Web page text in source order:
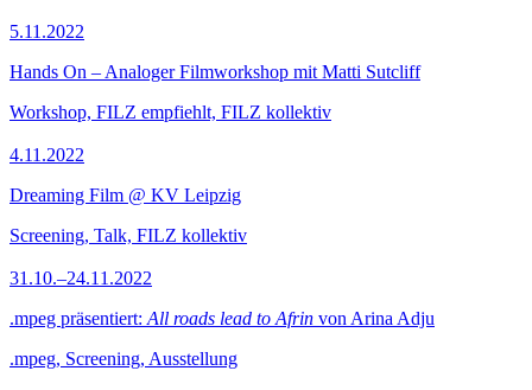
5.11.2022
Hands On – Analoger Filmworkshop mit Matti Sutcliff
Workshop, FILZ empfiehlt, FILZ kollektiv
4.11.2022
Dreaming Film @ KV Leipzig
Screening, Talk, FILZ kollektiv
31.10.–24.11.2022
.mpeg präsentiert: All roads lead to Afrin von Arina Adju
.mpeg, Screening, Ausstellung